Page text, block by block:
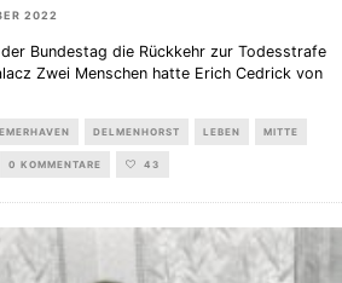
2022
Bundestag die Rückkehr zur Todesstrafe
Zwei Menschen hatte Erich Cedrick von
DELMENHORST LEBEN MITTE
0 KOMMENTARE 43